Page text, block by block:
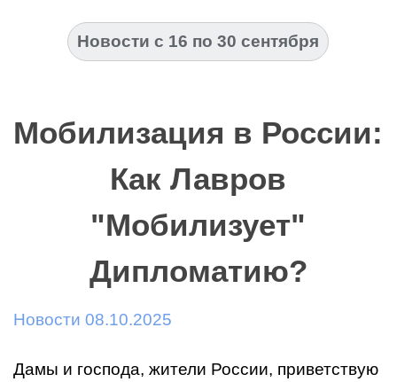
Новости с 16 по 30 сентября
Мобилизация в России:
Как Лавров
"Мобилизует"
Дипломатию?
Новости 08.10.2025
Дамы и господа, жители России, приветствую